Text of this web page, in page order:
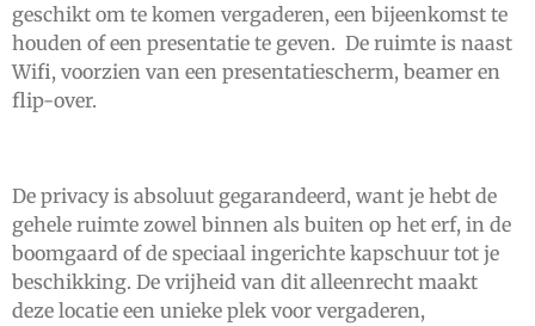
geschikt om te komen vergaderen, een bijeenkomst te
houden of een presentatie te geven. De ruimte is naast
Wifi, voorzien van een presentatiescherm, beamer en
flip-over.
De privacy is absoluut gegarandeerd, want je hebt de
gehele ruimte zowel binnen als buiten op het erf, in de
boomgaard of de speciaal ingerichte kapschuur tot je
beschikking. De vrijheid van dit alleenrecht maakt
deze locatie een unieke plek voor vergaderen,